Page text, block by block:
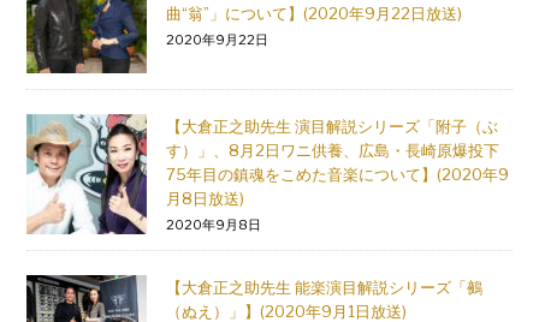
曲“翁”」について】(2020年9月22日放送)
2020年9月22日
【大倉正之助先生 演目解説シリーズ「附子（ぶ
す）」、8月2日ワニ供養、広島・長崎原爆投下
75年目の鎮魂をこめた音楽について】(2020年9
月8日放送)
2020年9月8日
【大倉正之助先生 能楽演目解説シリーズ「鵺
（ぬえ）」】(2020年9月1日放送)